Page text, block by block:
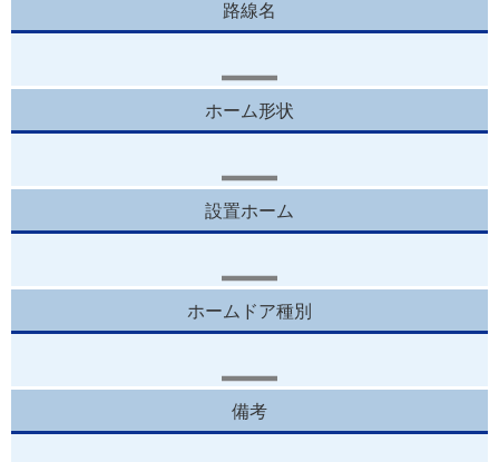
路線名
ホーム形状
設置ホーム
ホームドア種別
備考